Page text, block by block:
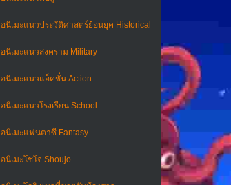
อนิเมะแนวประวัติศาสตร์ย้อนยุค Historical
อนิเมะแนวสงคราม Military
อนิเมะแนวแอ็คชั่น Action
อนิเมะแนวโรงเรียน School
อนิเมะแฟนตาซี Fantasy
อนิเมะโชโจ Shoujo